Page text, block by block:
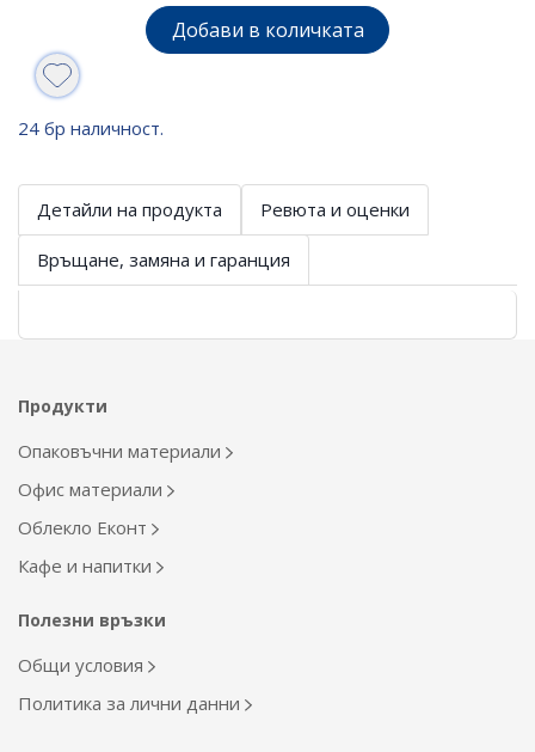
Добави в количката
24 бр наличност.
Детайли на продукта Ревюта и оценки
Връщане, замяна и гаранция
Продукти
Опаковъчни материали
Офис материали
Облекло Еконт
Кафе и напитки
Полезни връзки
Общи условия
Политика за лични данни